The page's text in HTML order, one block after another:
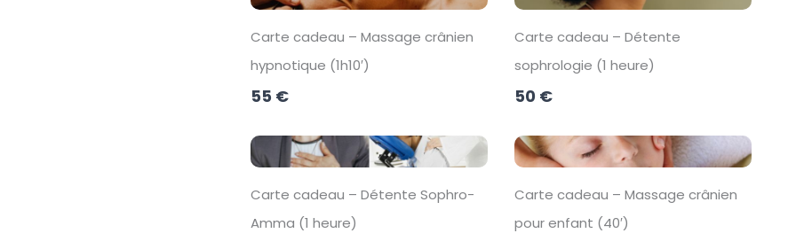
Carte cadeau – Massage crânien
hypnotique (1h10′)
55 €
Carte cadeau – Détente
sophrologie (1 heure)
50 €
Carte cadeau – Détente Sophro-
Amma (1 heure)
Carte cadeau – Massage crânien
pour enfant (40′)